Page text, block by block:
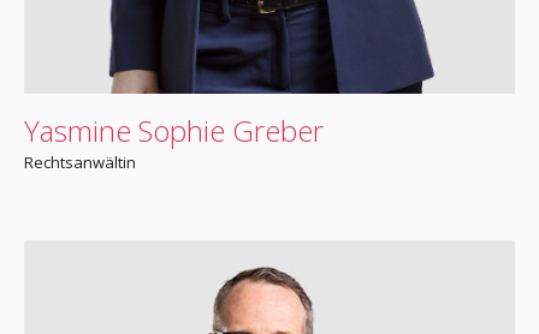
Yasmine Sophie Greber
Rechtsanwältin